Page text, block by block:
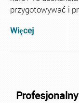
przygotowywać i
Więcej